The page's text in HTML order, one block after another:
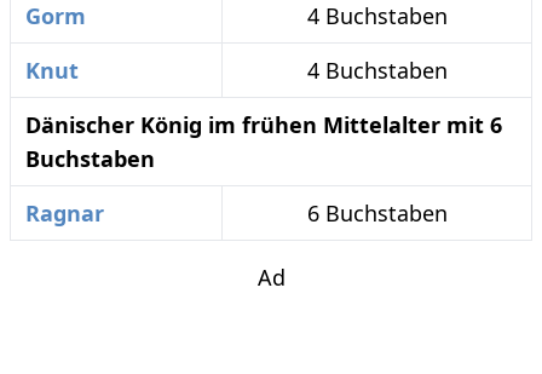
Gorm
4 Buchstaben
Knut
4 Buchstaben
Dänischer König im frühen Mittelalter mit 6
Buchstaben
Ragnar
6 Buchstaben
Ad